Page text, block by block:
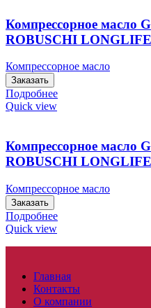
Компрессорное масло
ROBUSCHI
Компрессорное масло
Заказать
Подробнее
Quick view
Компрессорное масло
ROBUSCHI
Компрессорное масло
Заказать
Подробнее
Quick view
Главная
Контакты
О компании